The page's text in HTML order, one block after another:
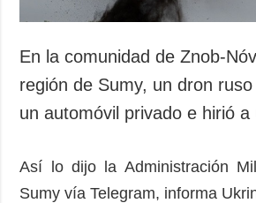
En la comunidad de Znob-
región de Sumy, un dron
un automóvil privado e hirió a
Así lo dijo la Administración
Sumy vía Telegram, informa